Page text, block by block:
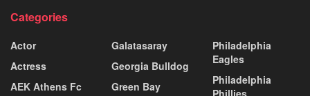
Categories
Actor
Actress
AEK Athens Fc
Galatasaray
Georgia Bulldog
Green Bay
Philadelphia
Eagles
Philadelphia
Phillies